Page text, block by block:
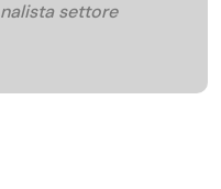
settore